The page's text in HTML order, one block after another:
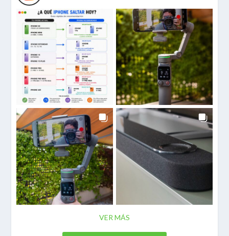
VER MÁS